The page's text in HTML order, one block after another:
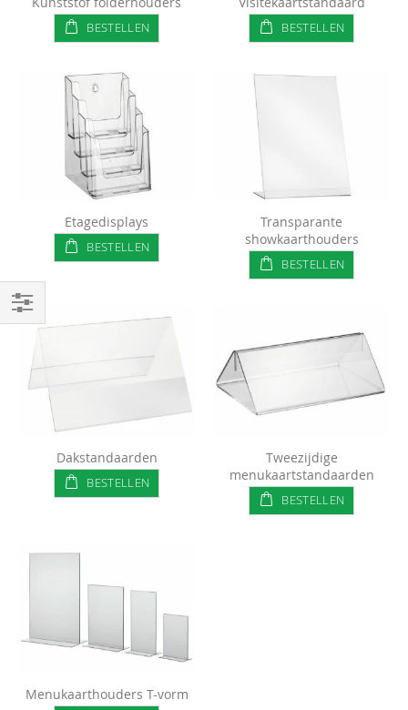
BESTELLEN BESTELLEN
Etagedisplays
BESTELLEN
Transparante
showkaarthouders
BESTELLEN
Dakstandaarden
BESTELLEN
Tweezijdige
menukaartstandaarden
BESTELLEN
Menukaarthouders T-vorm
Filteren